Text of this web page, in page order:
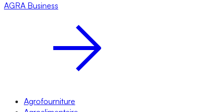
AGRA Business
Agrofourniture